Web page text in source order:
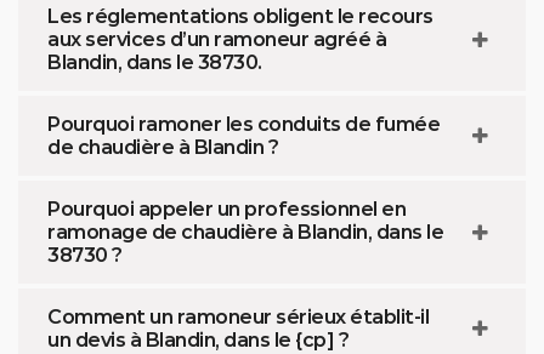
Les réglementations obligent le recours
aux services d’un ramoneur agréé à
Blandin, dans le 38730.
Pourquoi ramoner les conduits de fumée
de chaudière à Blandin ?
Pourquoi appeler un professionnel en
ramonage de chaudière à Blandin, dans le
38730 ?
Comment un ramoneur sérieux établit-il
un devis à Blandin, dans le {cp] ?